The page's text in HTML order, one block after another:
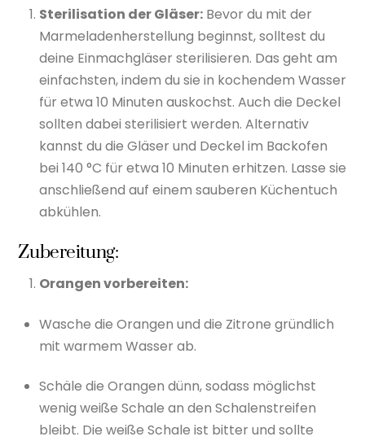
Sterilisation der Gläser: Bevor du mit der
Marmeladenherstellung beginnst, solltest du
deine Einmachgläser sterilisieren. Das geht am
einfachsten, indem du sie in kochendem Wasser
für etwa 10 Minuten auskochst. Auch die Deckel
sollten dabei sterilisiert werden. Alternativ
kannst du die Gläser und Deckel im Backofen
bei 140 °C für etwa 10 Minuten erhitzen. Lasse sie
anschließend auf einem sauberen Küchentuch
abkühlen.
Zubereitung:
Orangen vorbereiten:
Wasche die Orangen und die Zitrone gründlich
mit warmem Wasser ab.
Schäle die Orangen dünn, sodass möglichst
wenig weiße Schale an den Schalenstreifen
bleibt. Die weiße Schale ist bitter und sollte